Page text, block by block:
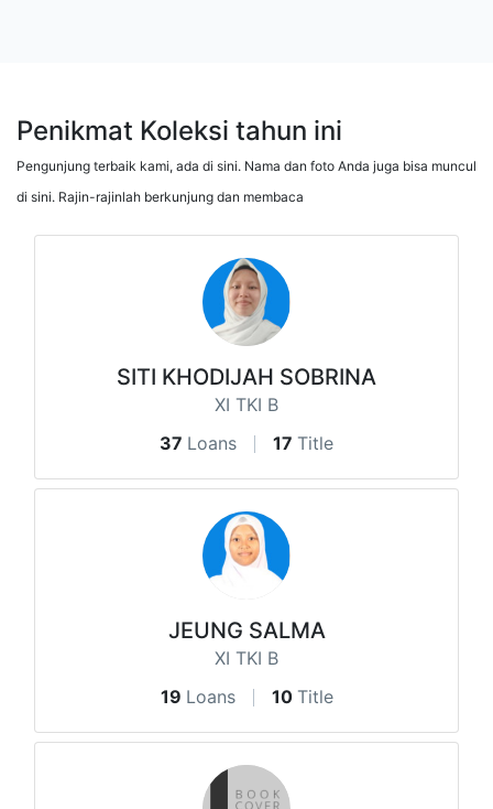
Penikmat Koleksi tahun ini
Pengunjung terbaik kami, ada di sini. Nama dan foto Anda juga bisa muncul
di sini. Rajin-rajinlah berkunjung dan membaca
SITI KHODIJAH SOBRINA
XI TKI B
37 Loans 17 Title
JEUNG SALMA
XI TKI B
19 Loans 10 Title